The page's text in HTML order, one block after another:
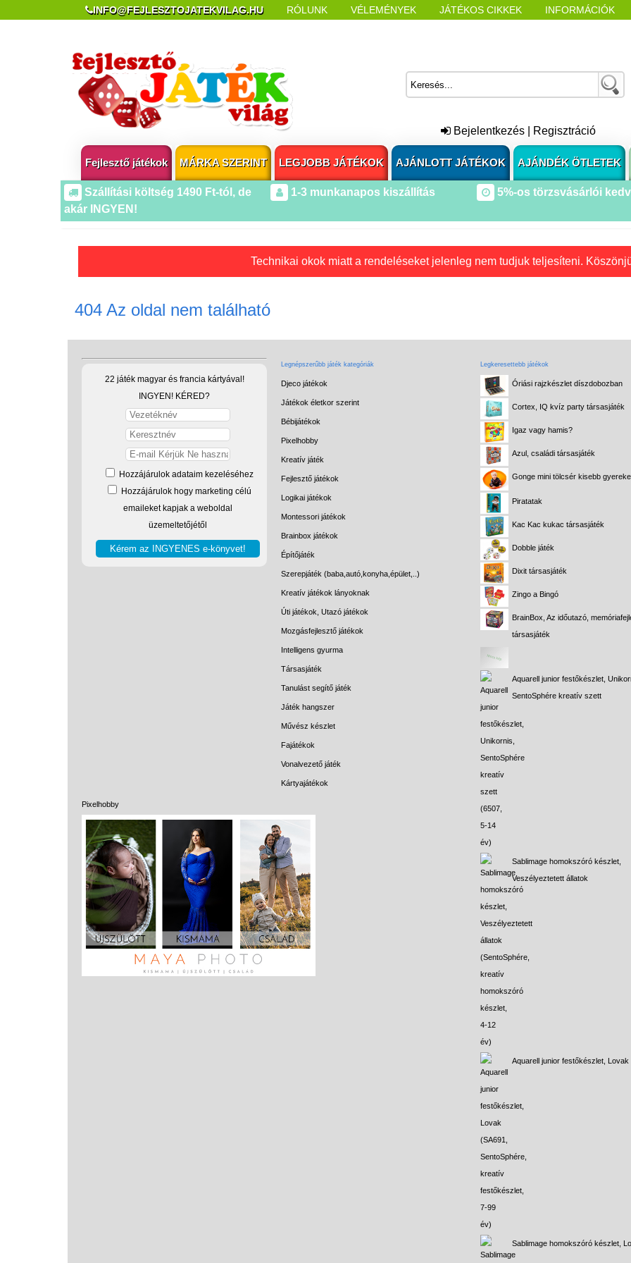
INFO@FEJLESZTOJATEKVILAG.HU RÓLUNK VÉLEMÉNYEK JÁTÉKOS CIKKEK INFORMÁCIÓK
Bejelentkezés Regisztráció
Fejlesztő játékok MÁRKA SZERINT LEGJOBB JÁTÉKOK AJÁNLOTT JÁTÉKOK AJÁNDÉK ÖTLETEK
Szállítási költség 1490 Ft-tól, de
akár INGYEN!
1-3 munkanapos kiszállítás 5%-os törzsvásárlói
Technikai okok miatt a rendeléseket jelenleg nem tudjuk teljesíteni.
404 Az oldal nem található
22 játék magyar és francia kártyával!
INGYEN! KÉRED?
Hozzájárulok adataim kezeléséhez
Hozzájárulok hogy marketing célú
emaileket kapjak a weboldal
üzemeltetőjétől
Pixelhobby
Legnépszerűbb játék kategóriák
Djeco játékok
Játékok életkor szerint
Bébijátékok
Pixelhobby
Kreatív játék
Fejlesztő játékok
Logikai játékok
Montessori játékok
Brainbox játékok
Építőjáték
Szerepjáték (baba,autó,konyha,épület,..)
Kreatív játékok lányoknak
Úti játékok, Utazó játékok
Mozgásfejlesztő játékok
Intelligens gyurma
Társasjáték
Tanulást segítő játék
Játék hangszer
Művész készlet
Fajátékok
Vonalvezető játék
Kártyajátékok
Legkeresettebb játékok
Óriási rajzkészlet díszdobozban
Cortex, IQ kvíz party társasjáték
Igaz vagy hamis?
Azul, családi társasjáték
Gonge mini tölcsér kisebb
Piratatak
Kac Kac kukac társasjáték
Dobble játék
Dixit társasjáték
Zingo a Bingó
BrainBox, Az időutazó,
társasjáték
Aquarell junior festőkészlet,
SentoSphére kreatív szett
Sablimage homokszóró készlet,
Veszélyeztetett állatok
Aquarell junior festőkészlet, Lovak
Sablimage homokszóró készlet,